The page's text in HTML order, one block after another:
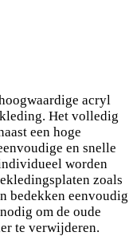
acryl
Het volledig
een hoge
en snelle
worden
zoals
bedekken eenvoudig
om de oude
te verwijderen.